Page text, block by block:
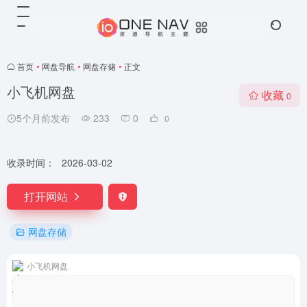
首页 • 网盘导航 • 网盘存储 • 正文
小飞机网盘
5个月前发布 233 0 0
收藏 0
收录时间： 2026-03-02
打开网站
网盘存储
小飞机网盘